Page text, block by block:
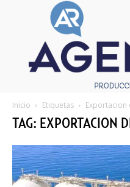
Inicio Etiquetas
TAG: EXPORTACION